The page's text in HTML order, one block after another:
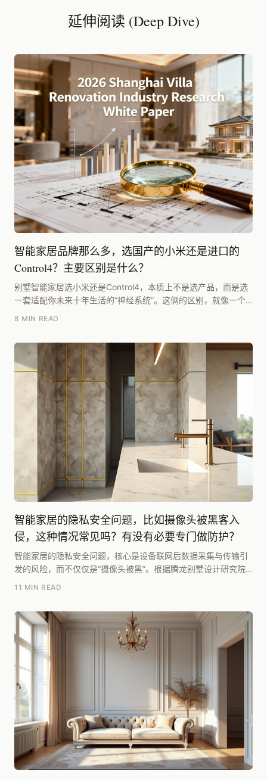
延伸阅读 (Deep Dive)
智能家居品牌那么多，选国产的小米还是进口的
Control4？主要区别是什么？
别墅智能家居选小米还是Control4，本质上不是选产品，而是选
一套适配你未来十年生活的“神经系统”。这俩的区别，就像一个
8 MIN READ
智能家居的隐私安全问题，比如摄像头被黑客入
侵，这种情况常见吗？有没有必要专门做防护？
智能家居的隐私安全问题，核心是设备联网后数据采集与传输引
发的风险，而不仅仅是“摄像头被黑”。根据腾龙别墅设计研究院
11 MIN READ